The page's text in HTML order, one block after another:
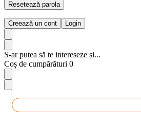
Resetează parola
Creează un cont Login
S-ar putea să te intereseze și...
Coș de cumpărături 0